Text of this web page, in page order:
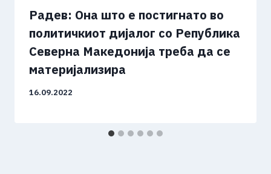
Радев: Она што е постигнато во
политичкиот дијалог со Република
Северна Македонија треба да се
материјализира
16.09.2022